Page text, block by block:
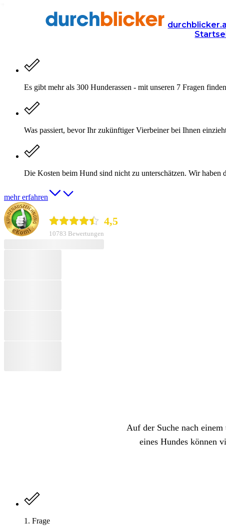
Welcher Hund passt zu mir?
Es gibt mehr als 300 Hunderassen - mit unseren 7 Fragen
Was passiert, bevor Ihr zukünftiger Vierbeiner bei Ihnen
Die Kosten beim Hund sind nicht zu unterschätzen. Wir haben
mehr erfahren
4,5
10783 Bewertungen
Auf der Suche nach
eines Hundes können
1. Frage